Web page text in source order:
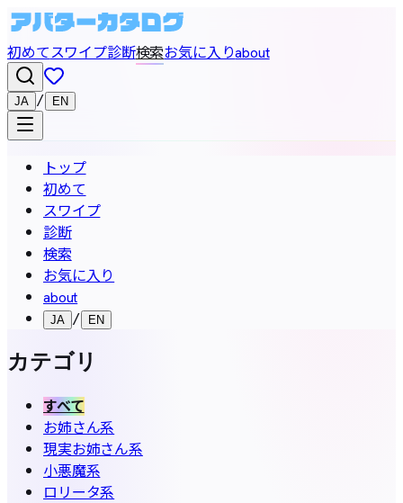
初めてスワイプ診断検索お気に入りabout
JA / EN
トップ
初めて
スワイプ
診断
検索
お気に入り
about
JA / EN
カテゴリ
すべて
お姉さん系
現実お姉さん系
小悪魔系
ロリータ系